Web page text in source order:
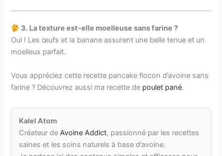
3. La texture est-elle moelleuse sans farine ?
Oui ! Les œufs et la banane assurent une belle tenue et un
moelleux parfait.
Vous appréciez cette recette pancake flocon d’avoine sans
farine ? Découvrez aussi ma recette de poulet pané.
Kalel Atom
Créateur deAvoine Addict, passionné par les recettes
saines et les soins naturels à base d’avoine.